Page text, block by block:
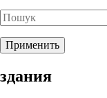
здания